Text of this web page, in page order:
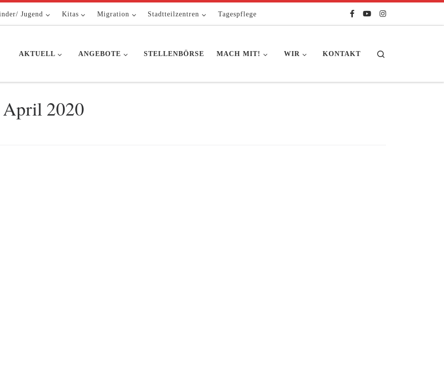
Jugend Kitas Migration Stadtteilzentren Tagespflege
AKTUELL ANGEBOTE STELLENBÖRSE MACH MIT! WIR KONTAKT
April 2020